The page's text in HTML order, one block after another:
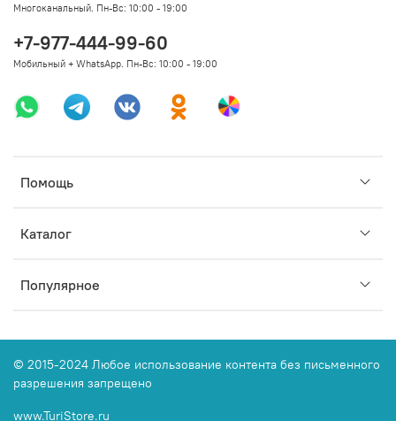
Помощь
Каталог
Популярное
Многоканальный. Пн-Вс: 10:00 - 19:00
+7-977-444-99-60
Мобильный + WhatsApp. Пн-Вс: 10:00 - 19:00
© 2015-2024 Любое использование контента без письменного
разрешения запрещено
www.TuriStore.ru